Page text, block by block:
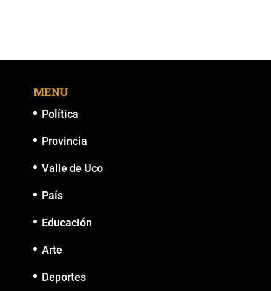
b
o
k
A Li n
MENU
Política
Provincia
Valle de Uco
País
Educación
Arte
Deportes